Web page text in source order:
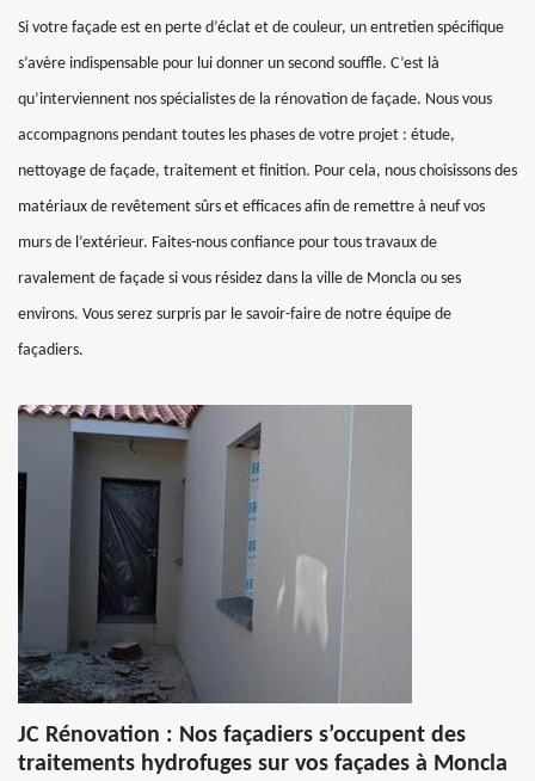
Si votre façade est en perte d’éclat et de couleur, un entretien spécifique
s’avère indispensable pour lui donner un second souffle. C’est là
qu’interviennent nos spécialistes de la rénovation de façade. Nous vous
accompagnons pendant toutes les phases de votre projet : étude,
nettoyage de façade, traitement et finition. Pour cela, nous choisissons des
matériaux de revêtement sûrs et efficaces afin de remettre à neuf vos
murs de l’extérieur. Faites-nous confiance pour tous travaux de
ravalement de façade si vous résidez dans la ville de Moncla ou ses
environs. Vous serez surpris par le savoir-faire de notre équipe de
façadiers.
JC Rénovation : Nos façadiers s’occupent des
traitements hydrofuges sur vos façades à Moncla